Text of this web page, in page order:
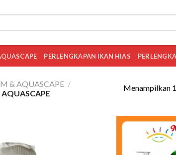
PERLENGKAPAN IKAN HIAS
& AQUASCAPE /
Menampilkan